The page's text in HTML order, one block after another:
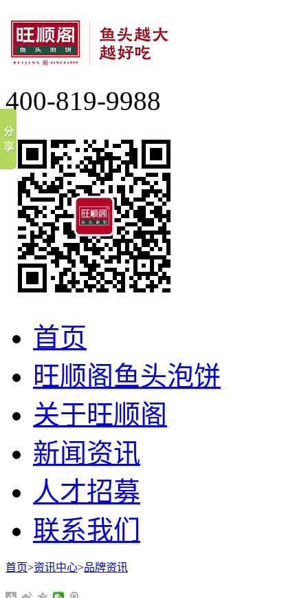
400-819-9988
首页
旺顺阁鱼头泡饼
关于旺顺阁
新闻资讯
人才招募
联系我们
首页>资讯中心>品牌资讯